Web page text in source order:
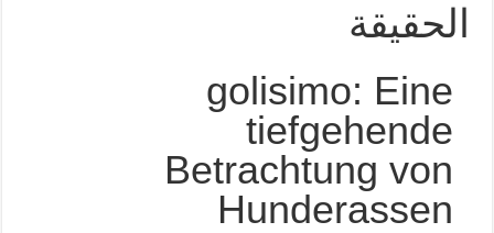
الحقيقة
golisimo: Eine
tiefgehende
Betrachtung von
Hunderassen